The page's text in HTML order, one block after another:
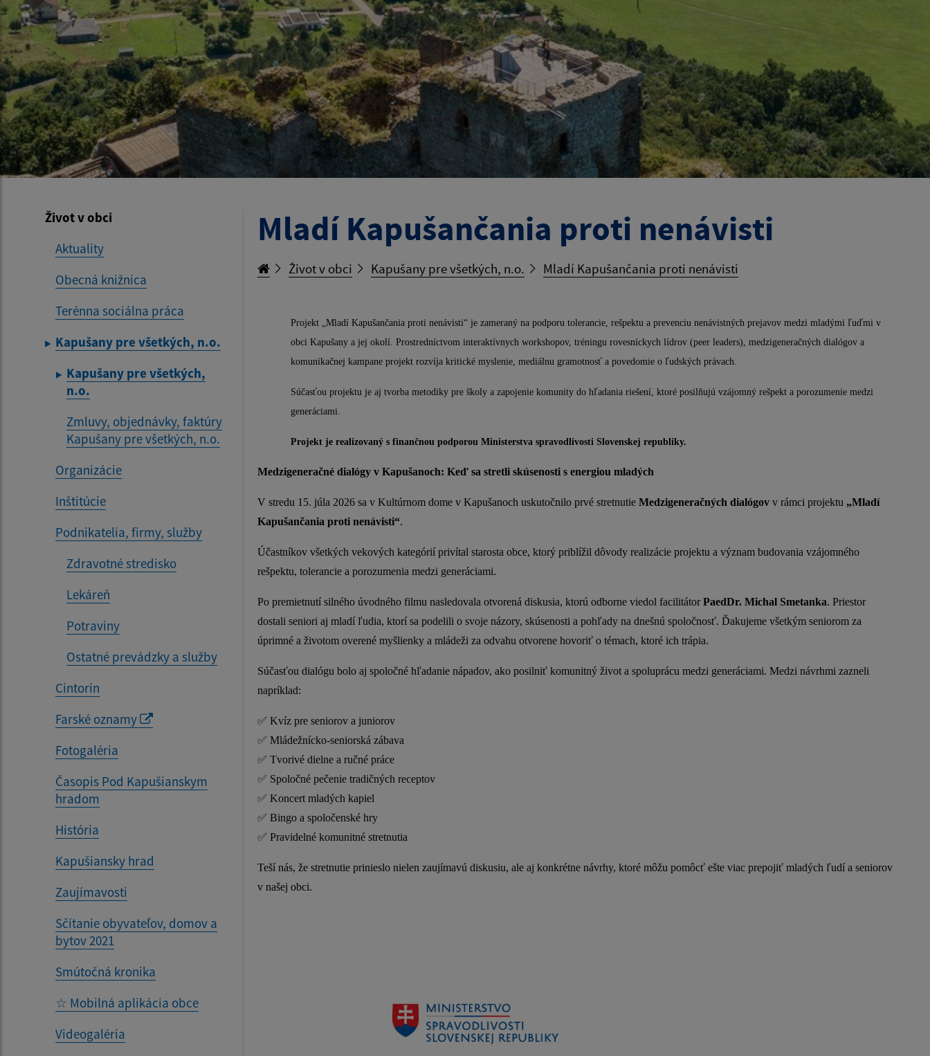
Život v obci
Aktuality
Obecná knižnica
Terénna sociálna práca
Kapušany pre všetkých, n.o.
Kapušany pre všetkých,
n.o.
Zmluvy, objednávky, faktúry
Kapušany pre všetkých, n.o.
Organizácie
Inštitúcie
Podnikatelia, firmy, služby
Zdravotné stredisko
Lekáreň
Potraviny
Ostatné prevádzky a služby
Cintorín
Farské oznamy
Fotogaléria
Časopis Pod Kapušianskym
hradom
História
Kapušiansky hrad
Zaujímavosti
Sčítanie obyvateľov, domov a
bytov 2021
Smútočná kronika
☆ Mobilná aplikácia obce
Videogaléria
Mladí Kapušančania proti nenávisti
Život v obci Kapušany pre všetkých, n.o. Mladí Kapušančania proti nenávisti
Projekt „Mladí Kapušančania proti nenávisti“ je zameraný na podporu tolerancie, rešpektu a prevenciu nenávistných prejavov medzi mladými ľuďmi v
obci Kapušany a jej okolí. Prostredníctvom interaktívnych workshopov, tréningu rovesníckych lídrov (peer leaders), medzigeneračných dialógov a
komunikačnej kampane projekt rozvíja kritické myslenie, mediálnu gramotnosť a povedomie o ľudských právach.
Súčasťou projektu je aj tvorba metodiky pre školy a zapojenie komunity do hľadania riešení, ktoré posilňujú vzájomný rešpekt a porozumenie medzi
generáciami.
Projekt je realizovaný s finančnou podporou Ministerstva spravodlivosti Slovenskej republiky.
Medzigeneračné dialógy v Kapušanoch: Keď sa stretli skúsenosti s energiou mladých
V stredu 15. júla 2026 sa v Kultúrnom dome v Kapušanoch uskutočnilo prvé stretnutie Medzigeneračných dialógov v rámci projektu „Mladí
Kapušančania proti nenávisti“.
Účastníkov všetkých vekových kategórií privítal starosta obce, ktorý priblížil dôvody realizácie projektu a význam budovania vzájomného
rešpektu, tolerancie a porozumenia medzi generáciami.
Po premietnutí silného úvodného filmu nasledovala otvorená diskusia, ktorú odborne viedol facilitátor PaedDr. Michal Smetanka. Priestor
dostali seniori aj mladí ľudia, ktorí sa podelili o svoje názory, skúsenosti a pohľady na dnešnú spoločnosť. Ďakujeme všetkým seniorom za
úprimné a životom overené myšlienky a mládeži za odvahu otvorene hovoriť o témach, ktoré ich trápia.
Súčasťou dialógu bolo aj spoločné hľadanie nápadov, ako posilniť komunitný život a spoluprácu medzi generáciami. Medzi návrhmi zazneli
napríklad:
✅ Kvíz pre seniorov a juniorov
✅ Mládežnícko-seniorská zábava
✅ Tvorivé dielne a ručné práce
✅ Spoločné pečenie tradičných receptov
✅ Koncert mladých kapiel
✅ Bingo a spoločenské hry
✅ Pravidelné komunitné stretnutia
Teší nás, že stretnutie prinieslo nielen zaujímavú diskusiu, ale aj konkrétne návrhy, ktoré môžu pomôcť ešte viac prepojiť mladých ľudí a seniorov
v našej obci.